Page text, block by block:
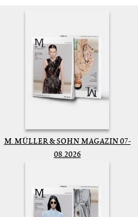
M. MÜLLER & SOHN MAGAZIN 07-
08.2026